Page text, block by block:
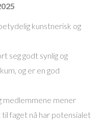
kunstnerisk og
seg godt synlig og
og er en god
medlemmene mener
faget nå har potensialet